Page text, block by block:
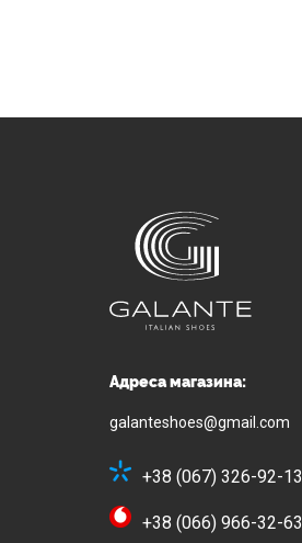
Адреса магазина:
galanteshoes@gmail.com
+38 (067) 326-92-13
+38 (066) 966-32-63